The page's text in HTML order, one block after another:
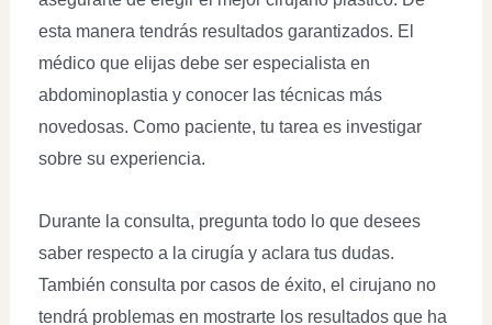
esta manera tendrás resultados garantizados. El
médico que elijas debe ser especialista en
abdominoplastia y conocer las técnicas más
novedosas. Como paciente, tu tarea es investigar
sobre su experiencia.
Durante la consulta, pregunta todo lo que desees
saber respecto a la cirugía y aclara tus dudas.
También consulta por casos de éxito, el cirujano no
tendrá problemas en mostrarte los resultados que ha